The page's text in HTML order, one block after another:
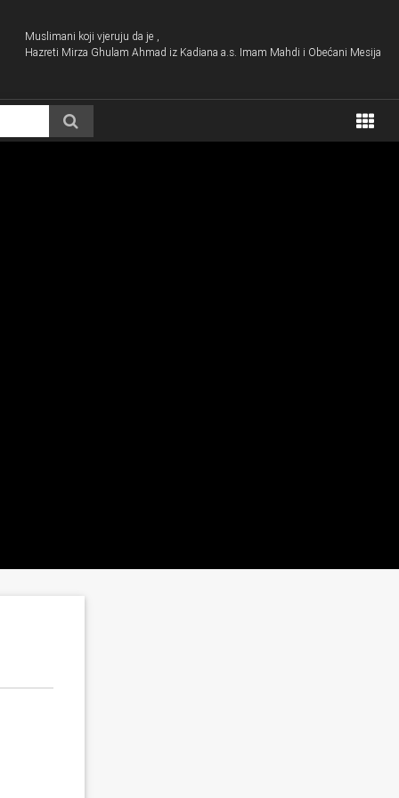
Muslimani koji vjeruju da je ,
Hazreti Mirza Ghulam Ahmad iz Kadiana a.s. Imam Mahdi i Obećani Mesija